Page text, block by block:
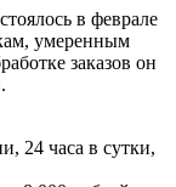
в феврале
умеренным
заказов он
24 часа в сутки,